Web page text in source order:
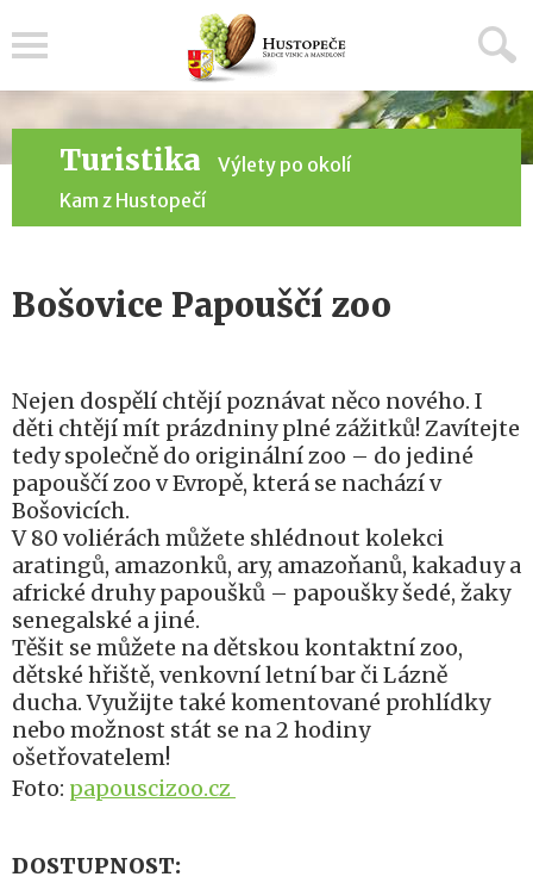
Turistika
Výlety po okolí
Kam z Hustopečí
Bošovice Papouščí zoo
Nejen dospělí chtějí poznávat něco nového. I
děti chtějí mít prázdniny plné zážitků! Zavítejte
tedy společně do originální zoo – do jediné
papouščí zoo v Evropě, která se nachází v
Bošovicích.
V 80 voliérách můžete shlédnout kolekci
aratingů, amazonků, ary, amazoňanů, kakaduy a
africké druhy papoušků – papoušky šedé, žaky
senegalské a jiné.
Těšit se můžete na dětskou kontaktní zoo,
dětské hřiště, venkovní letní bar či Lázně
ducha. Využijte také komentované prohlídky
nebo možnost stát se na 2 hodiny
ošetřovatelem!
Foto: papouscizoo.cz
DOSTUPNOST: